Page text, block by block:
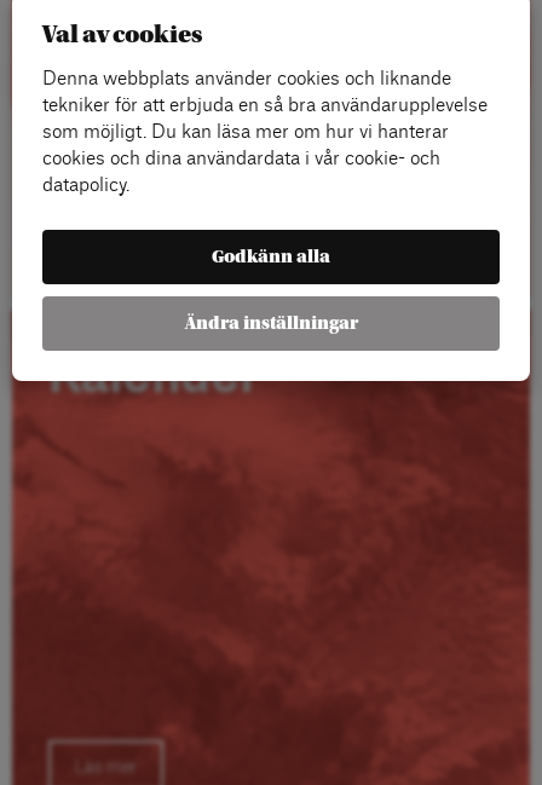
Kalender
Läs mer
Val av cookies
Denna webbplats använder cookies och liknande
tekniker för att erbjuda en så bra användarupplevelse
som möjligt. Du kan läsa mer om hur vi hanterar
cookies och dina användardata i vår cookie- och
datapolicy.
Godkänn alla
Ändra inställningar